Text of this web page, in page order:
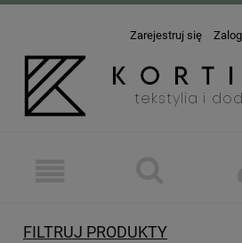
Zarejestruj się
FILTRUJ PRODUKTY